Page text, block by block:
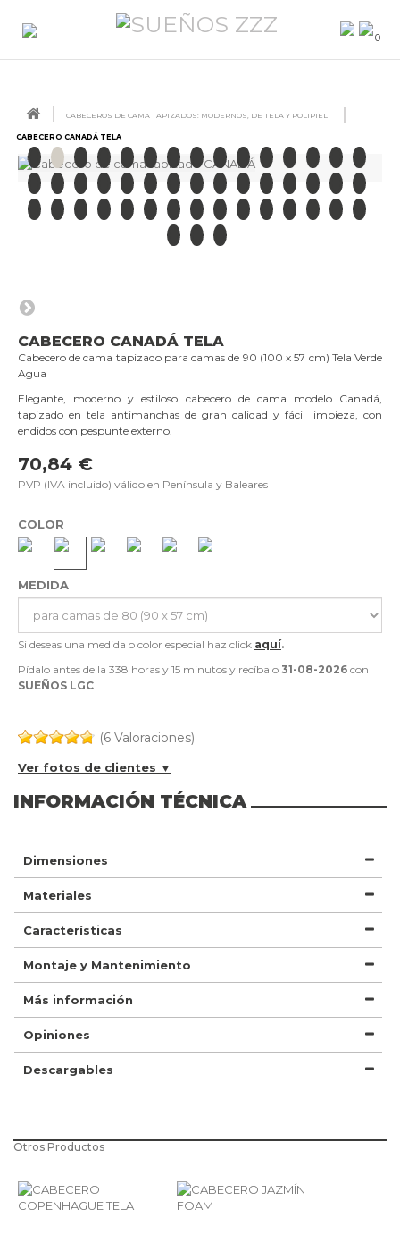
CABECEROS DE CAMA TAPIZADOS: MODERNOS, DE TELA Y POLIPIEL
CABECERO CANADÁ TELA
CABECERO CANADÁ TELA
Cabecero de cama tapizado para camas de 90 (100 x 57 cm) Tela Verde
Agua
Elegante, moderno y estiloso cabecero de cama modelo Canadá,
tapizado en tela antimanchas de gran calidad y fácil limpieza, con
endidos con pespunte externo.
70,84 €
PVP (IVA incluido) válido en Península y Baleares
COLOR
MEDIDA
Si deseas una medida o color especial haz click aquí.
Pídalo antes de la 338 horas y 15 minutos y recíbalo 31-08-2026 con
SUEÑOS LGC
(6 Valoraciones)
Ver fotos de clientes ▼
INFORMACIÓN TÉCNICA
Dimensiones
Materiales
Características
Montaje y Mantenimiento
Más información
Opiniones
Descargables
Otros Productos
0